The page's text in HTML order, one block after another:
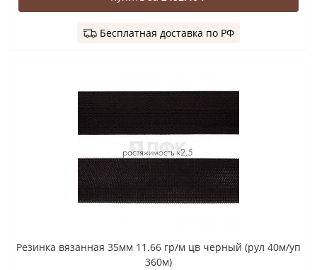
Бесплатная доставка по РФ
Резинка вязанная 35мм 11.66 гр/м цв черный (рул 40м/уп
360м)